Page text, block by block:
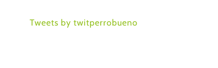
Tweets by twitperrobueno